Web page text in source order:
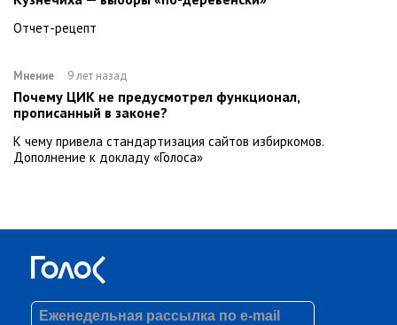
Отчет-рецепт
Мнение 9 лет назад
Почему ЦИК не предусмотрел функционал,
прописанный в законе?
К чему привела стандартизация сайтов избиркомов.
Дополнение к докладу «Голоса»